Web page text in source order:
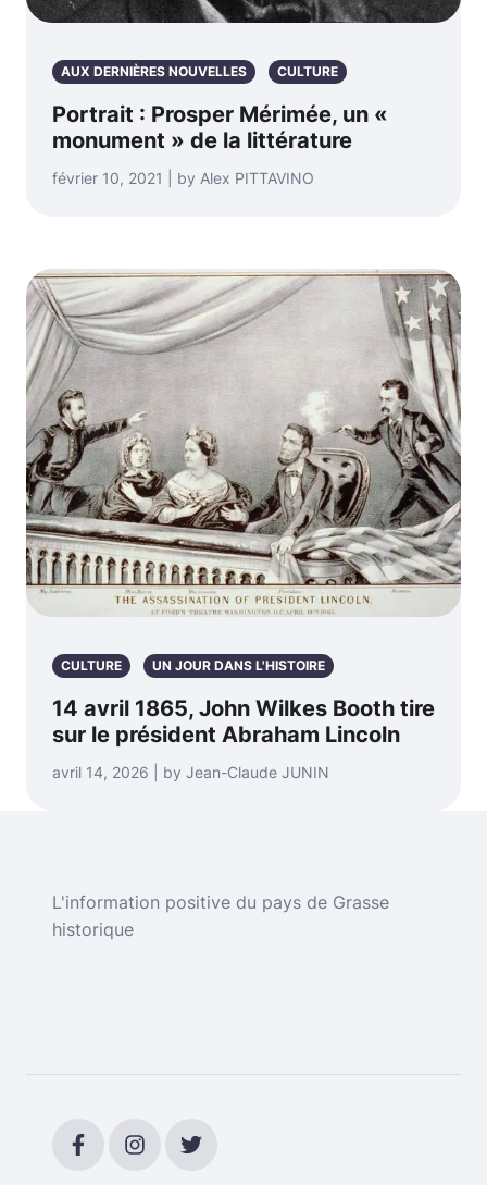
AUX DERNIÈRES NOUVELLES CULTURE
Portrait : Prosper Mérimée, un «
monument » de la littérature
février 10, 2021 | by Alex PITTAVINO
CULTURE UN JOUR DANS L'HISTOIRE
14 avril 1865, John Wilkes Booth tire
sur le président Abraham Lincoln
avril 14, 2026 | by Jean-Claude JUNIN
L'information positive du pays de Grasse
historique